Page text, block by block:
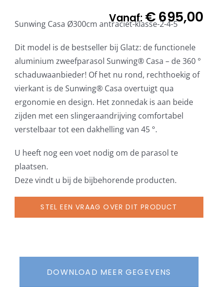
Vanaf: €695,00
Sunwing Casa Ø300cm antraciet-klasse-2-4-5
Dit model is de bestseller bij Glatz: de functionele
aluminium zweefparasol Sunwing® Casa – de 360 ​​°
schaduwaanbieder! Of het nu rond, rechthoekig of
vierkant is de Sunwing® Casa overtuigt qua
ergonomie en design. Het zonnedak is aan beide
zijden met een slingeraandrijving comfortabel
verstelbaar tot een dakhelling van 45 °.
U heeft nog een voet nodig om de parasol te
plaatsen.
Deze vindt u bij de bijbehorende producten.
STEL EEN VRAAG OVER DIT PRODUCT
DOWNLOAD MEER GEGEVENS